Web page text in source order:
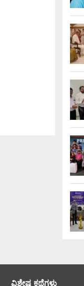
ವಿಶೇಷ ಕಥೆಗಳು